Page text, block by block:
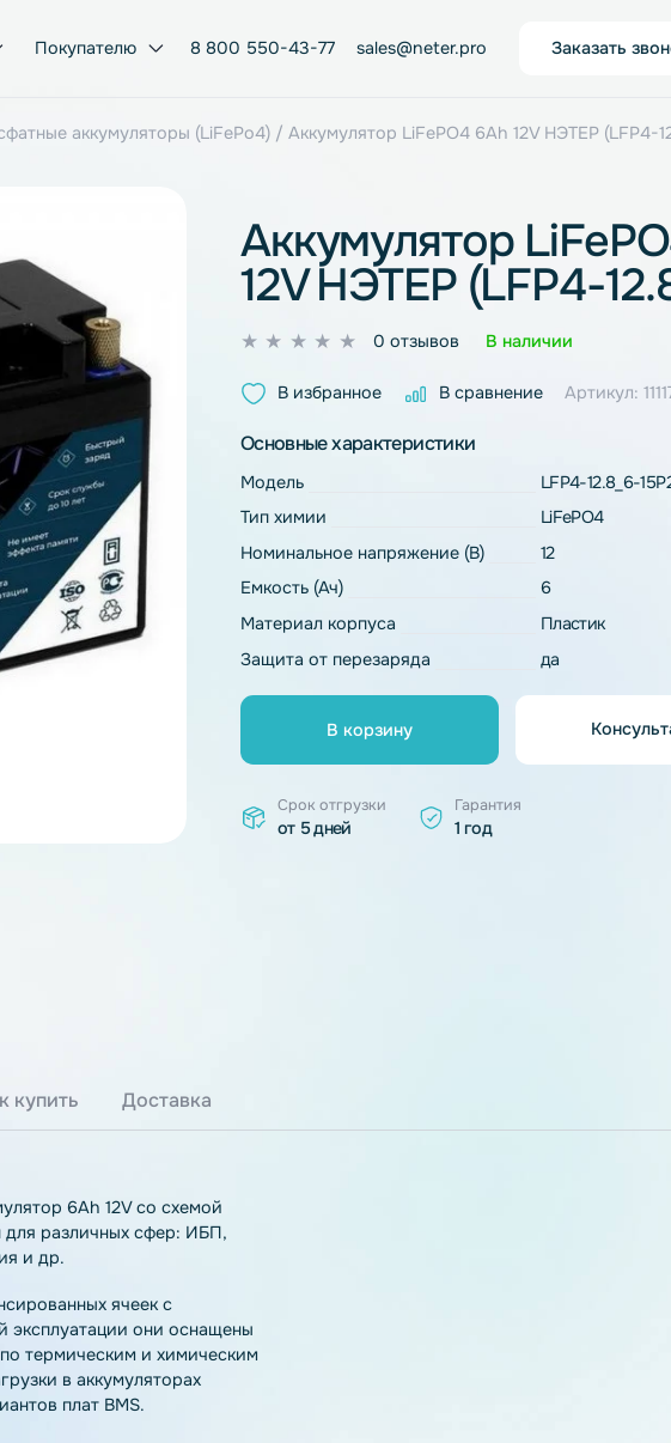
Покупателю 8 800 550-43-77 sales@neter.pro
фосфатные аккумуляторы (LiFePo4)/ Аккумулятор LiFePO4 6Ah 12V
Аккумулятор
12V НЭТЕР
0
5
В избранное
Основные характеристики
Тип химии
Номинальное напряжение (В)
Емкость (Ач)
Материал корпуса
Защита от перезаряда
В корзину
Как купить Доставка
6Ah 12V со схемой
для различных сфер: ИБП,
и др.